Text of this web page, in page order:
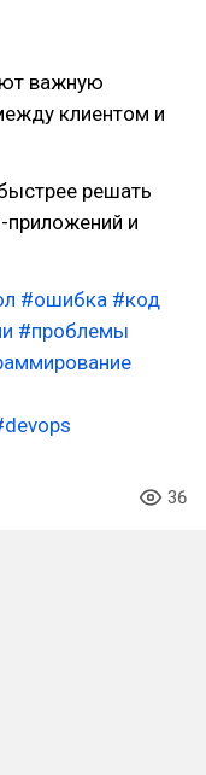
важную
клиентом и
решать
приложений и
#ошибка #код
#проблемы
36